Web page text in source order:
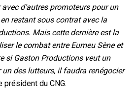
d’autres promoteurs pour un
restant sous contrat avec la
Mais cette dernière est la
le combat entre Eumeu Sène et
si Gaston Productions veut un
des lutteurs, il faudra renégocier
président du CNG.